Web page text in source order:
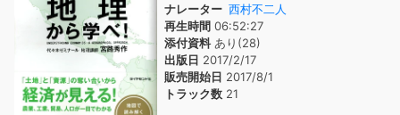
ナレーター 西村不二人
再生時間 06:52:27
添付資料あり(28)
出版日 2017/2/17
販売開始日 2017/8/1
トラック数 21